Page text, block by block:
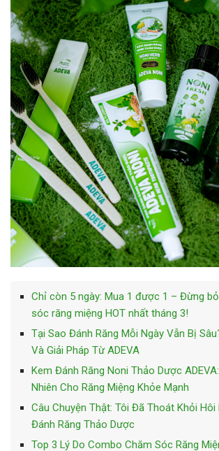
Chỉ còn 5 ngày: Mua 1 được 1 – Đừng
sóc răng miệng HOT nhất tháng 3!
Tại Sao Đánh Răng Mỗi Ngày Vẫn Bị
Và Giải Pháp Từ ADEVA
Kem Đánh Răng Noni Thảo Dược
Nhiên Cho Răng Miệng Khỏe Mạnh
Câu Chuyện Thật: Tôi Đã Thoát Khỏi Hôi
Đánh Răng Thảo Dược
Top 3 Lý Do Combo Chăm Sóc Răng